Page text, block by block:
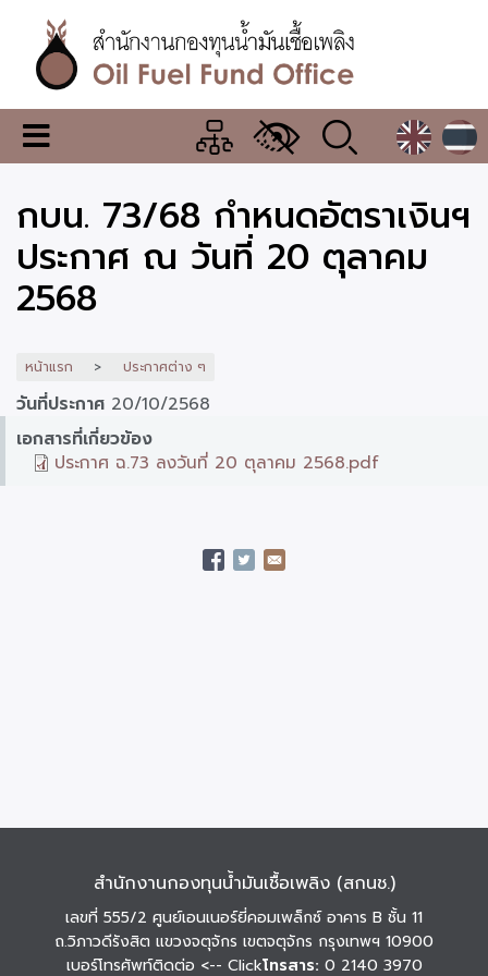
เนื้อหา
หลักสำนักงาน
กองทุน
น้ำมัน
เชื้อ
เพลิง
เมนู
เปลี่ยน
แสดง
ผล
กบน. 73/68 กำหนดอัตราเงินฯ
ประกาศ ณ วันที่ 20 ตุลาคม
2568
หน้าแรก ประกาศต่าง ๆ
วันที่ประกาศ 20/10/2568
เอกสารที่เกี่ยวข้อง
ประกาศ ฉ.73 ลงวันที่ 20 ตุลาคม 2568.pdf
สำนักงานกองทุนน้ำมันเชื้อเพลิง (สกนช.)
เลขที่ 555/2 ศูนย์เอนเนอร์ยี่คอมเพล็กซ์ อาคาร B ชั้น 11
ถ.วิภาวดีรังสิต แขวงจตุจักร เขตจตุจักร กรุงเทพฯ 10900
เบอร์โทรศัพท์ติดต่อ <-- Clickโทรสาร: 0 2140 3970